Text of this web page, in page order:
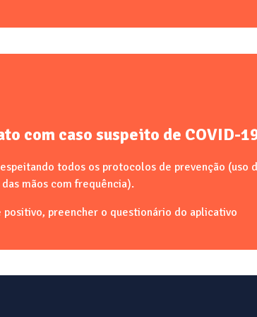
com caso suspeito de COVID-
todos os protocolos de prevenção (uso
mãos com frequência).
positivo, preencher o questionário do aplicativo